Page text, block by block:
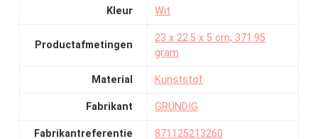
Kleur ‎Wit
Productafmetingen
‎23 x 22.5 x 5 cm; 371.95
gram
Material ‎Kunststof
Fabrikant ‎GRUNDIG
Fabrikantreferentie ‎871125213260